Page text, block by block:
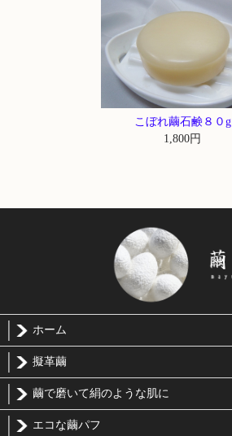
こぼれ繭石鹸８０g
1,800円
ホーム
擬革繭
繭で磨いて絹のような肌に
エコな繭パフ